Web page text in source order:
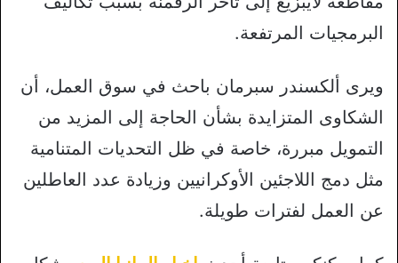
البرمجيات المرتفعة.
ويرى ألكسندر سبرمان باحث في سوق العمل، أن
الشكاوى المتزايدة بشأن الحاجة إلى المزيد من
التمويل مبررة، خاصة في ظل التحديات المتنامية
مثل دمج اللاجئين الأوكرانيين وزيادة عدد العاطلين
عن العمل لفترات طويلة.